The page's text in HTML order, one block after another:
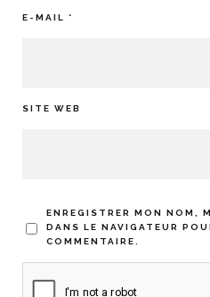
E-MAIL *
SITE WEB
ENREGISTRER MON NOM,
DANS LE NAVIGATEUR
COMMENTAIRE.